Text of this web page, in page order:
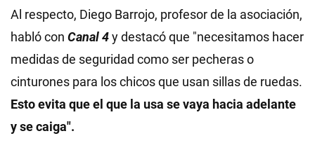
Al respecto, Diego Barrojo, profesor de la asociación,
habló con Canal 4y destacó que "necesitamos hacer
medidas de seguridad como ser pecheras o
cinturones para los chicos que usan sillas de ruedas.
Esto evita que el que la usa se vaya hacia adelante
y se caiga".